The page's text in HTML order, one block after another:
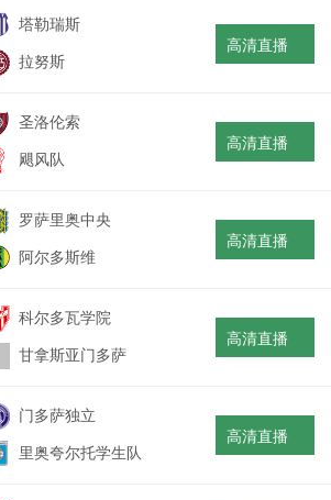
塔勒瑞斯
拉努斯
高清直播
圣洛伦索
飓风队
高清直播
罗萨里奥中央
阿尔多斯维
高清直播
科尔多瓦学院
甘拿斯亚门多萨
高清直播
门多萨独立
里奥夸尔托学生队
高清直播